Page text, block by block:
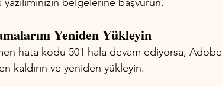
Yeniden Yükleyin
hata kodu 501 hala devam ediyorsa, Adobe
kaldırın ve yeniden yükleyin.